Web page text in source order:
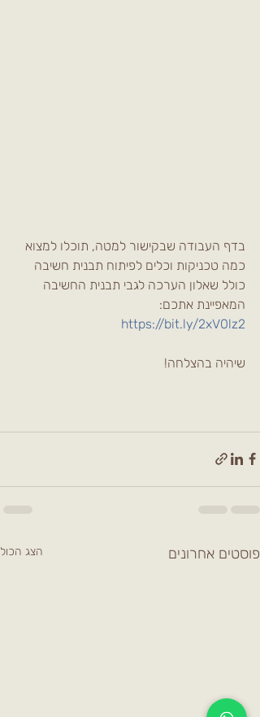
בדף העבודה שבקישור למטה, תוכלו למצוא
כמה טכניקות וכלים לפיתוח תבנית חשיבה
כולל שאלון הערכה לגבי תבנית החשיבה
המאפיינת אתכם:
https://bit.ly/2xV0lz2
שיהיה בהצלחה!
פוסטים אחרונים הצג הכול